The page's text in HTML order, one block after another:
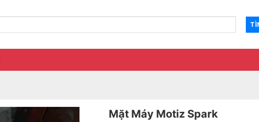
Mặt Máy Motiz Spark